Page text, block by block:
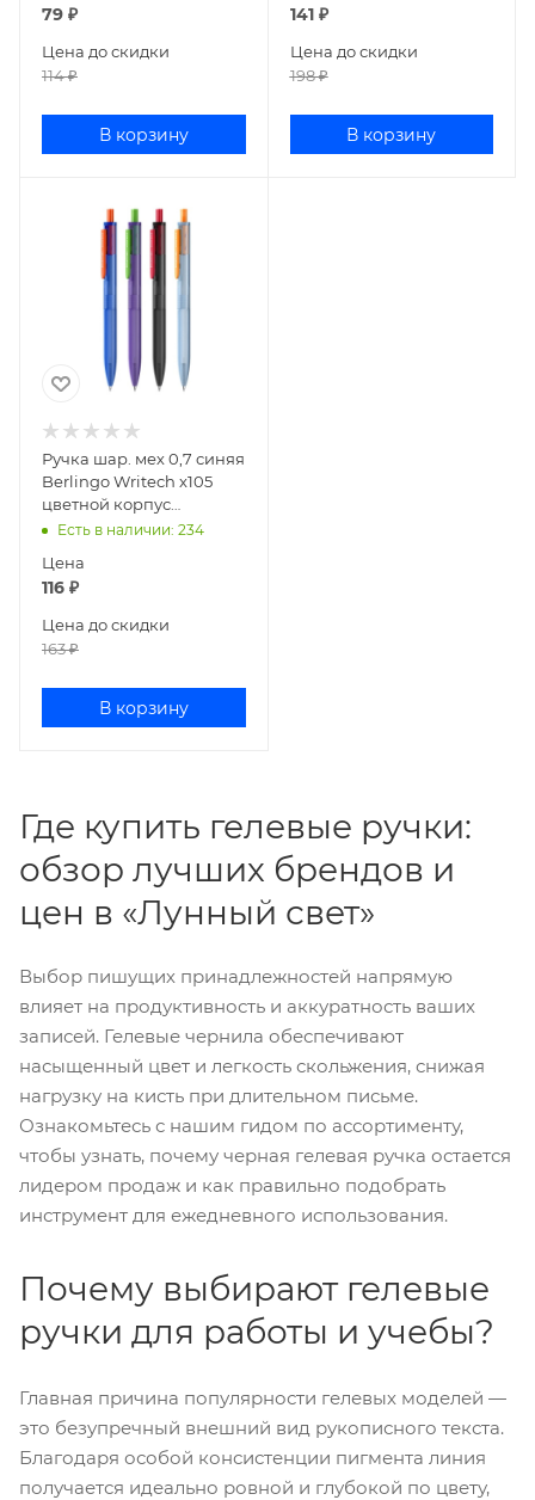
79 ₽
Цена до скидки
114₽
В корзину
141₽
Цена до скидки
198₽
В корзину
Ручка шар. мех 0,7 синяя
Berlingo Writech x105
цветной корпус
CBm_77516
Есть в наличии: 234
Цена
116 ₽
Цена до скидки
163₽
В корзину
Где купить гелевые ручки:
обзор лучших брендов и
цен в «Лунный свет»
Выбор пишущих принадлежностей напрямую
влияет на продуктивность и аккуратность ваших
записей. Гелевые чернила обеспечивают
насыщенный цвет и легкость скольжения, снижая
нагрузку на кисть при длительном письме.
Ознакомьтесь с нашим гидом по ассортименту,
чтобы узнать, почему черная гелевая ручка остается
лидером продаж и как правильно подобрать
инструмент для ежедневного использования.
Почему выбирают гелевые
ручки для работы и учебы?
Главная причина популярности гелевых моделей —
это безупречный внешний вид рукописного текста.
Благодаря особой консистенции пигмента линия
получается идеально ровной и глубокой по цвету,